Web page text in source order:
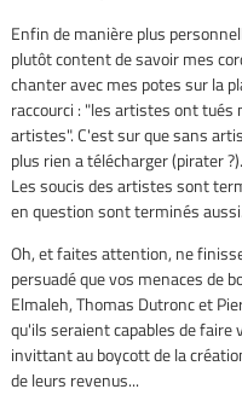
Enfin de manière plus
plutôt content de savoir mes
chanter avec mes potes sur la
raccourci : "les artistes ont tués
artistes". C'est sur que sans
plus rien a télécharger (pirater
Les soucis des artistes sont
en question sont terminés aussi.
Oh, et faites attention, ne
persuadé que vos menaces de
Elmaleh, Thomas Dutronc et
qu'ils seraient capables de
invittant au boycott de la
de leurs revenus...